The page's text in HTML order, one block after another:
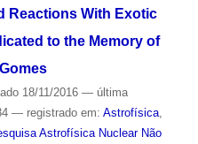
Reactions With Exotic
to the Memory of
18/11/2016 — última
— registrado em: Astrofísica,
Astrofísica Nuclear Não